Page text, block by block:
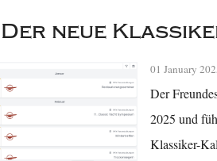
Der neue
01 January
Der
2025 und
Klassiker-